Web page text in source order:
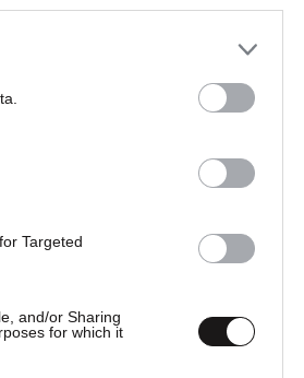
Targeted
and/or Sharing
for which it
για φαγητό
του λέω
ήμουν έξω
των social